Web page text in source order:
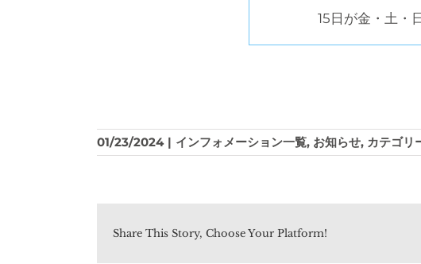
15日が金・土・
01/23/2024 | インフォメーション一覧, お知らせ, カテゴリ
Share This Story, Choose Your Platform!